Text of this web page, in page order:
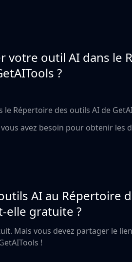
votre outil AI dans le
?
le Répertoire des outils AI de
avez besoin pour obtenir les
AI au Répertoire
elle gratuite ?
Mais vous devez partager le
!